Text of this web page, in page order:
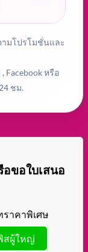
ามโปรโมชั่นและ
Facebook หรือ
ชม.
ขอใบเสนอ
ราคาพิเศษ
สผู้ใหญ่